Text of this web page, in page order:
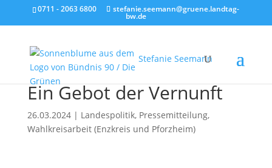
0711 - 2063 6800 stefanie.seemann@gruene.landtag-
bw.de
Stefanie Seemann
Ein Gebot der Vernunft
26.03.2024| Landespolitik, Pressemitteilung,
Wahlkreisarbeit (Enzkreis und Pforzheim)